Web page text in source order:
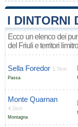
I DINTORNI
Ecco un elenco dei
del Friuli e territori
Sella Foredor 1.7km
Passa
Monte Quarnan
4.1km
Montagna